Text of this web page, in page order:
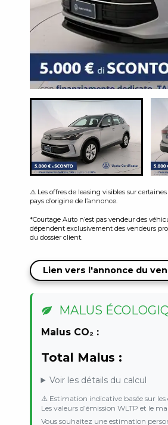
⚠️ Les offres de leasing visibles sur
pays d’origine de l’annonce.
*Courtage Auto n’est pas vendeur des
dépendent exclusivement des vendeurs
du dossier client.
Lien vers l'annonce du
MALUS
Malus CO₂ :
Total Malus :
Voir les détails du calcul
⚠️ Estimation indicative basée sur
Les valeurs d’émission WLTP et le
Vous souhaitez une estimation